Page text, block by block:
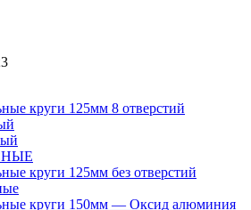
круги 125мм 8 отверстий
круги 125мм без отверстий
круги 150мм — Оксид алюминия